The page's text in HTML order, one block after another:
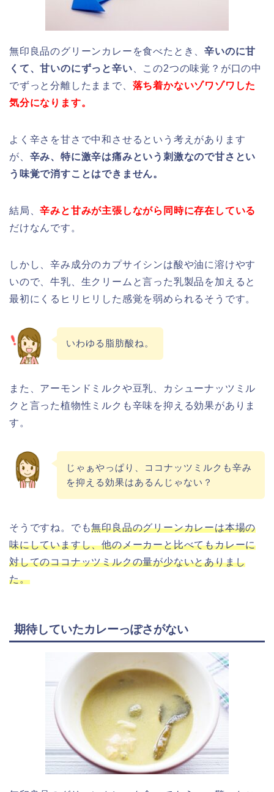
無印良品のグリーンカレーを食べたとき、辛いのに甘
くて、甘いのにずっと辛い 、この2つの味覚？が口の中
でずっと分離したままで、 落ち着かないゾワゾワした
気分になります。
よく辛さを甘さで中和させるという考えがあります
が、 辛み、特に激辛は痛みという刺激なので甘さとい
う味覚で消すことはできません。
結局、辛みと甘みが主張しながら同時に存在している
だけなんです。
しかし、辛み成分のカプサイシンは酸や油に溶けやす
いので、牛乳、生クリームと言った乳製品を加えると
最初にくるヒリヒリした感覚を弱められるそうです。
いわゆる脂肪酸ね。
また、アーモンドミルクや豆乳、カシューナッツミル
クと言った植物性ミルクも辛味を抑える効果がありま
す。
じゃぁやっぱり、ココナッツミルクも辛み
を抑える効果はあるんじゃない？
そうですね。でも無印良品のグリーンカレーは本場の
味にしていますし、他のメーカーと比べてもカレーに
対してのココナッツミルクの量が少ないとありまし
た。
期待していたカレーっぽさがない